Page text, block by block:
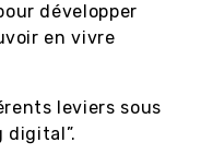
développer
en vivre
leviers sous
digital”.